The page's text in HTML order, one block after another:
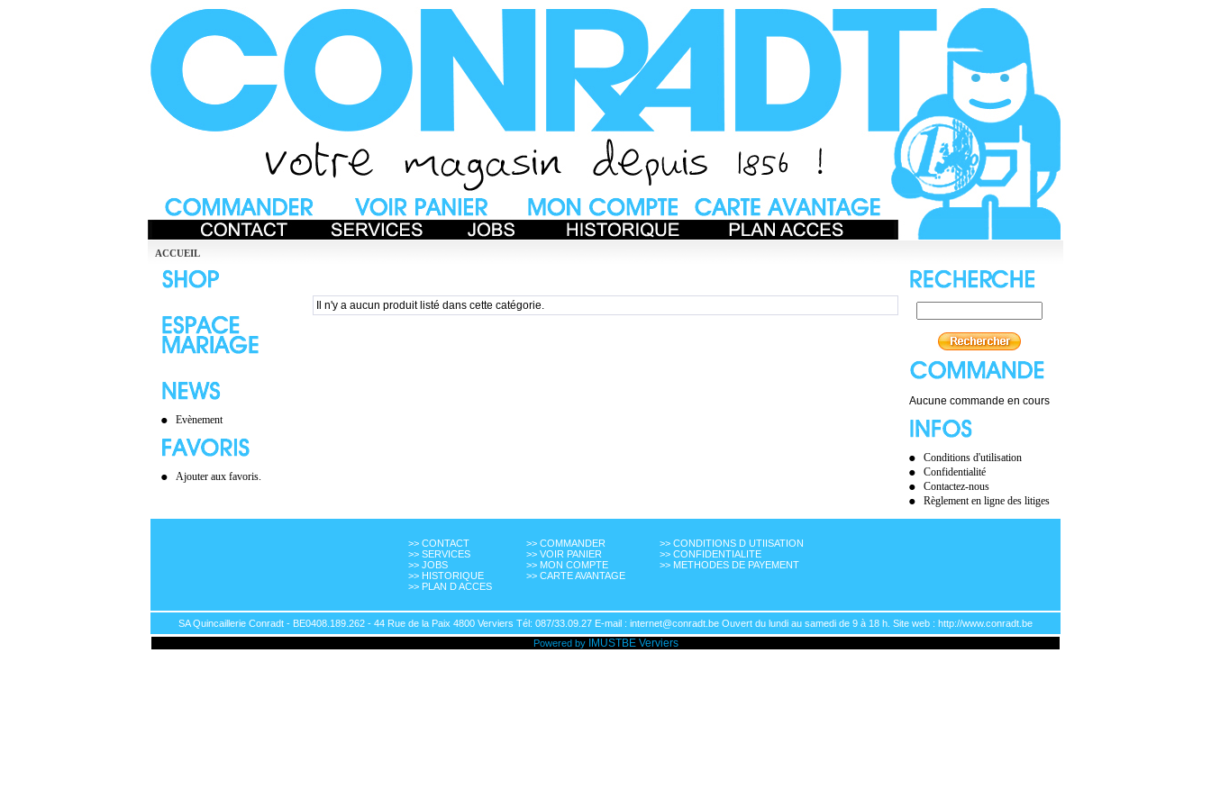
ACCUEIL
Evènement
Ajouter aux favoris.
Il n'y a aucun produit listé dans cette catégorie.
Aucune commande en cours
Conditions d'utilisation
Confidentialité
Contactez-nous
Règlement en ligne des litiges
>> CONTACT
>> SERVICES
>> JOBS
>> HISTORIQUE
>> PLAN D ACCES
>> COMMANDER
>> VOIR PANIER
>> MON COMPTE
>> CARTE AVANTAGE
>> CONDITIONS D UTIISATION
>> CONFIDENTIALITE
>> METHODES DE PAYEMENT
SA Quincaillerie Conradt - BE0408.189.262 - 44 Rue de la Paix 4800 Verviers Tél: 087/33.09.27 E-mail : internet@conradt.be Ouvert du lundi au samedi de 9 à 18 h. Site web : http://www.conradt.be
Powered by
IMUSTBE Verviers